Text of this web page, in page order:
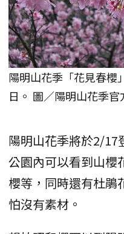
陽明山花季「花見春櫻
日。 圖／陽明山花季官
陽明山花季將於2/17
公園內可以看到山櫻
櫻等，同時還有杜鵑
怕沒有素材。